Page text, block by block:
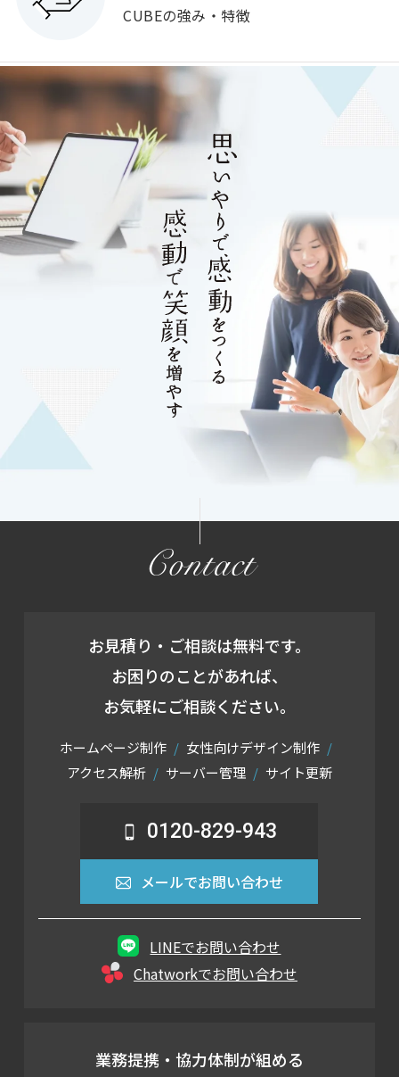
CUBEの強み・特徴
Contact
お見積り・ご相談は無料です。
お困りのことがあれば、
お気軽にご相談ください。
ホームページ制作
女性向けデザイン制作
アクセス解析
サーバー管理 サイト更新
0120-829-943
メールでお問い合わせ
LINEでお問い合わせ
Chatworkでお問い合わせ
業務提携・協力体制が組める